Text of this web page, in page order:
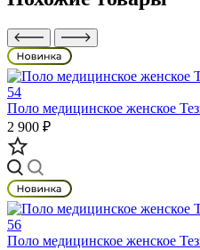
Поло медицинское женское
2 900 ₽
Поло медицинское женское